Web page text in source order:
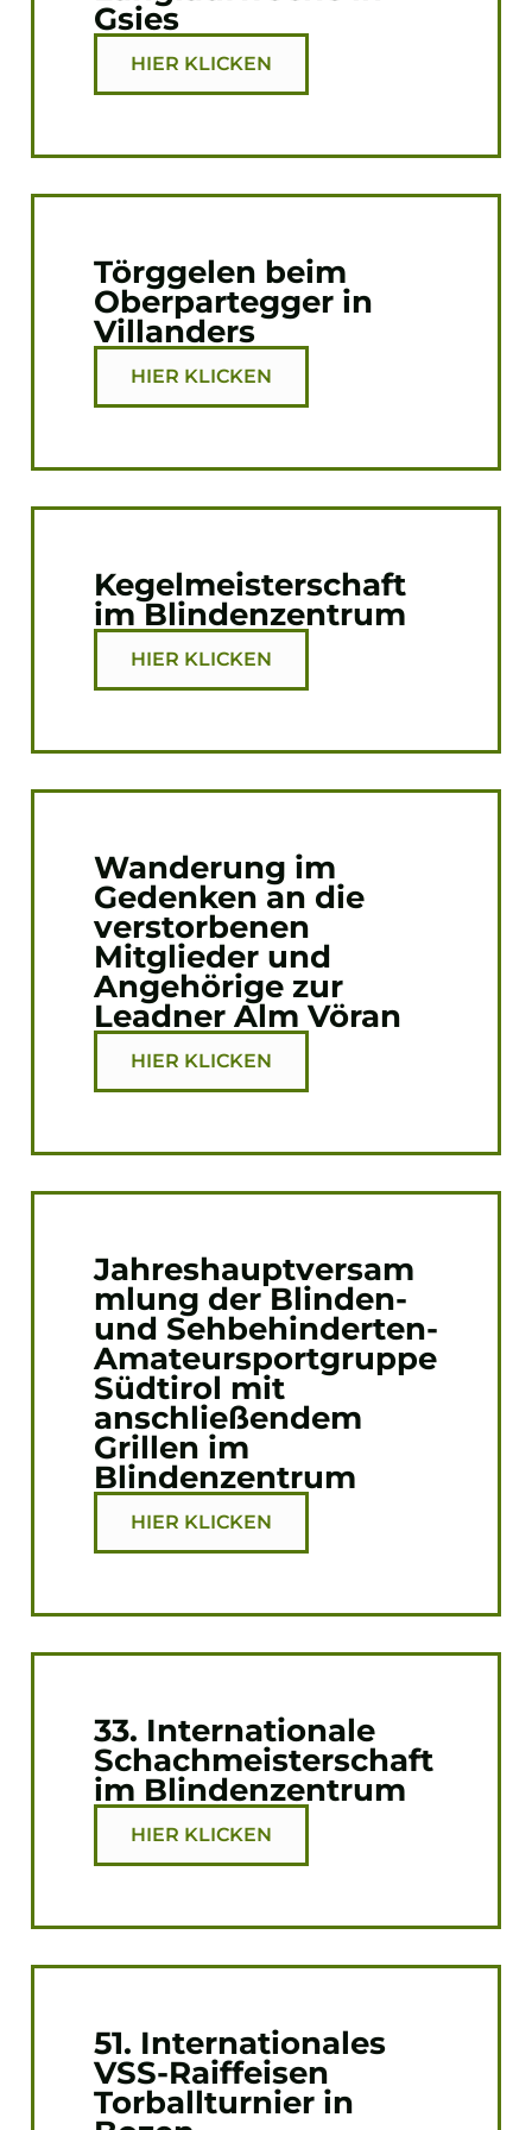
Gsies
HIER KLICKEN
Törggelen beim
Oberpartegger in
Villanders
HIER KLICKEN
Kegelmeisterschaft
im Blindenzentrum
HIER KLICKEN
Wanderung im
Gedenken an die
verstorbenen
Mitglieder und
Angehörige zur
Leadner Alm Vöran
HIER KLICKEN
Jahreshauptversam
mlung der Blinden-
und Sehbehinderten-
Amateursportgruppe
Südtirol mit
anschließendem
Grillen im
Blindenzentrum
HIER KLICKEN
33. Internationale
Schachmeisterschaft
im Blindenzentrum
HIER KLICKEN
51. Internationales
VSS-Raiffeisen
Torballturnier in